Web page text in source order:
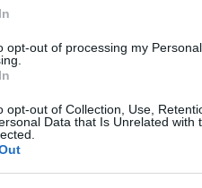
opt-out of processing my
opt-out of Collection, Use,
Data that Is Unrelated with